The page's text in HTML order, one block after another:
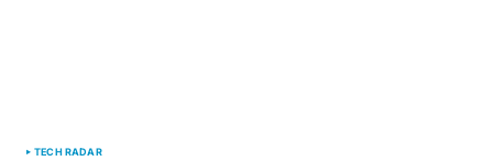
TECH RADAR